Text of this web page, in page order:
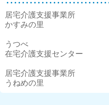
居宅介護支援事業所
かすみの里
うつべ
在宅介護支援センター
居宅介護支援事業所
うねめの里